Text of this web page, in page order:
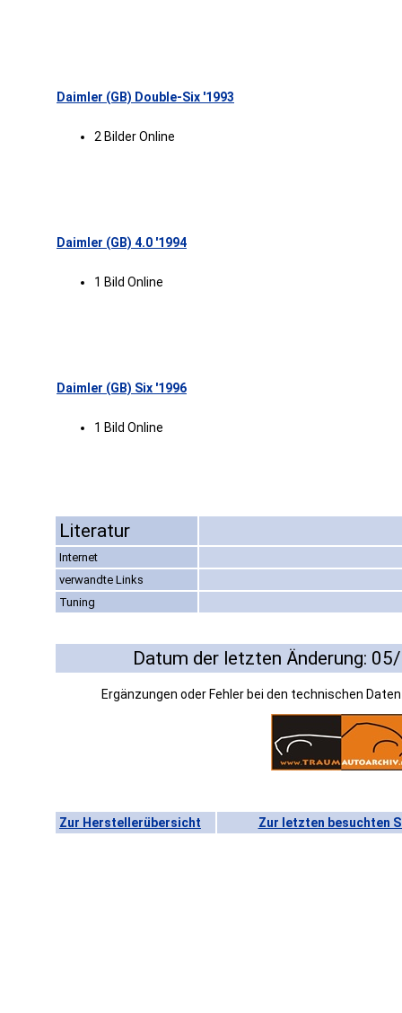
Daimler (GB) Double-Six '1993
2 Bilder Online
Daimler (GB) 4.0 '1994
1 Bild Online
Daimler (GB) Six '1996
1 Bild Online
Literatur
Internet
verwandte Links
Tuning
Datum der letzten Änderung:
Ergänzungen oder Fehler bei den technischen
Zur Herstellerübersicht Zur letzten besuchten